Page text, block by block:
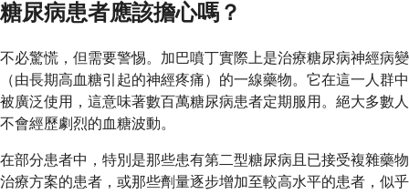
糖尿病患者應該擔心嗎？
不必驚慌，但需要警惕。加巴噴丁實際上是治療糖尿病神經病變
（由長期高血糖引起的神經疼痛）的一線藥物。它在這一人群中
被廣泛使用，這意味著數百萬糖尿病患者定期服用。絕大多數人
不會經歷劇烈的血糖波動。
在部分患者中，特別是那些患有第二型糖尿病且已接受複雜藥物
治療方案的患者，或那些劑量逐步增加至較高水平的患者，似乎